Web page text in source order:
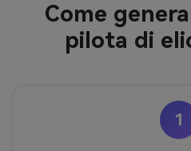
Come
pilota di
1